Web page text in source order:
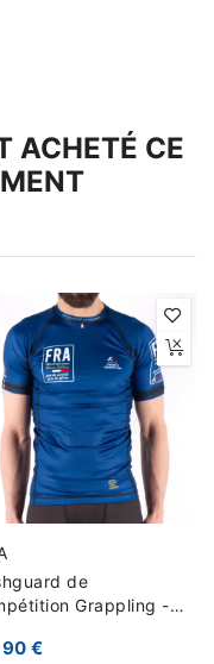
ACHETÉ CE
de
Grappling -
€